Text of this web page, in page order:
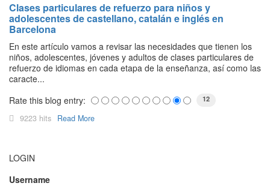
Clases particulares de refuerzo para niños y
adolescentes de castellano, catalán e inglés en
Barcelona
En este artículo vamos a revisar las necesidades que tienen los
niños, adolescentes, jóvenes y adultos de clases particulares de
refuerzo de idiomas en cada etapa de la enseñanza, así como las
caracte...
Rate this blog entry:
12
9223 hits Read More
LOGIN
Username